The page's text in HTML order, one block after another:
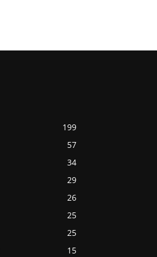
199
57
34
29
26
25
25
15